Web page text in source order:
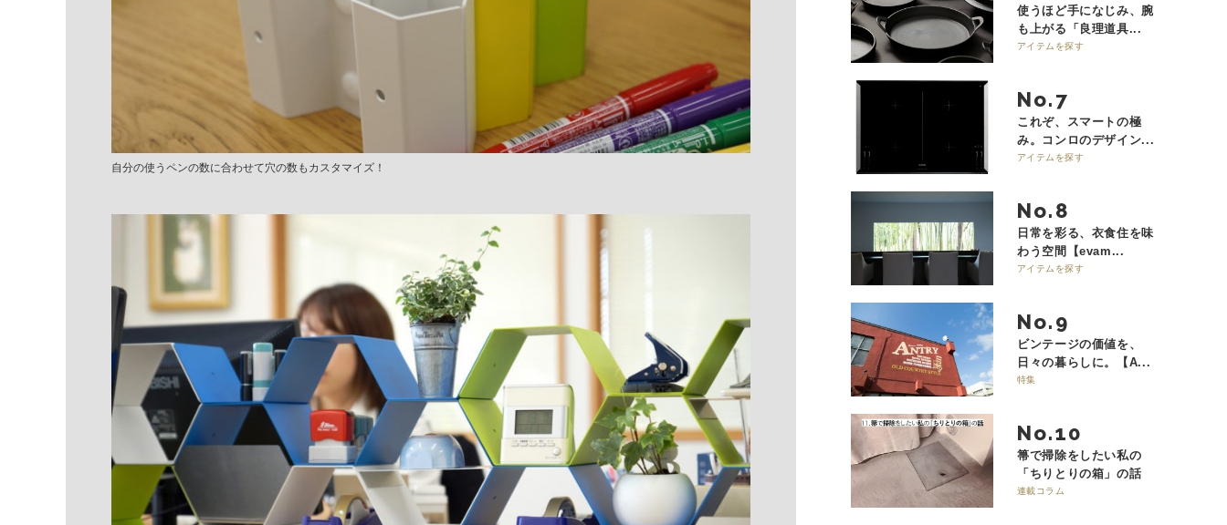
自分の使うペンの数に合わせて穴の数もカスタマイズ！
使うほど手になじみ、腕
も上がる「良理道具...
アイテムを探す
No.
これぞ、スマートの極
み。コンロのデザイン...
アイテムを探す
No.
日常を彩る、衣食住を味
わう空間【evam...
アイテムを探す
No.
ビンテージの価値を、
日々の暮らしに。【A...
特集
No.
箒で掃除をしたい私の
「ちりとりの箱」の話
連載コラム